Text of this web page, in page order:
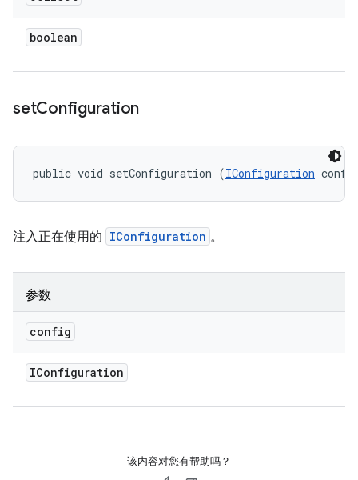
boolean
setConfiguration
public void setConfiguration (IConfiguration
注入正在使用的 IConfiguration 。
参数
config
IConfiguration
该内容对您有帮助吗？